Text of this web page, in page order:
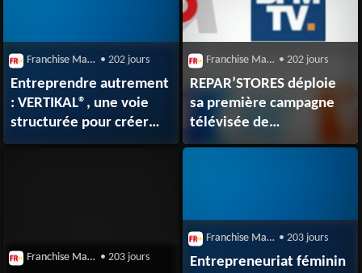
Franchise Magazine • 202 jours
Entreprendre autrement
: VERTIKAL®, une voie
structurée pour créer
son entreprise
Franchise Magazine • 202 jours
REPAR’STORES déploie
sa première campagne
télévisée de
l’année 2026
Franchise Magazine • 203 jours
Franchise Magazine • 203 jours
Entrepreneuriat féminin